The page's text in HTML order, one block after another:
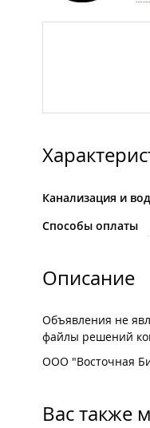
Канализация и
Способы оплаты
Описание
Объявления не
файлы решений
ООО "Восточная
Вас также